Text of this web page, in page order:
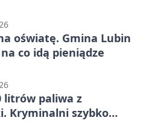
oświatę. Gmina Lubin
co idą pieniądze
litrów paliwa z
Kryminalni szybko